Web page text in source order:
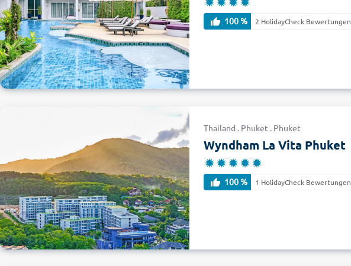
100 % 2 HolidayCheck Bewertungen
Thailand . Phuket . Phuket
Wyndham La Vita Phuket
100 % 1 HolidayCheck Bewertungen